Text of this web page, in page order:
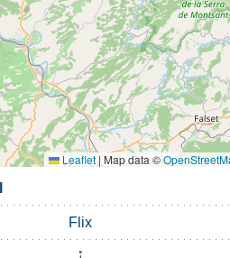
Leaflet |Map data ©
Flix